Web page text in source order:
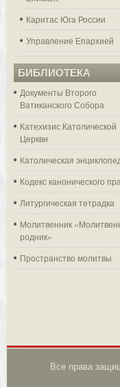
Каритас Юга России
Управление Епархией
БИБЛИОТЕКА
Документы Второго
Ватиканского Собора
Катехизис Католической
Церкви
Католическая
Кодекс канонического
Литургическая тетрадка
Молитвенник
родник»
Пространство молитвы
Все права